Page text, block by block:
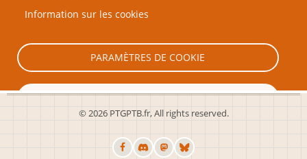
Information sur les cookies
PARAMÈTRES DE COOKIE
TOUT REFUSER
TOUT ACCEPTER
Comment fonctionne le dirigisme
Méthodes de dirigisme
© 2026 PTGPTB.fr, All rights reserved.